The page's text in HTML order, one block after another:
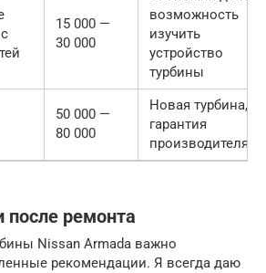
15 000 —
30 000
возможность
изучить
устройство
турбины
50 000 —
80 000
Новая турбина,
гарантия
производителя
ремонта
Nissan Armada важно
рекомендации. Я всегда даю